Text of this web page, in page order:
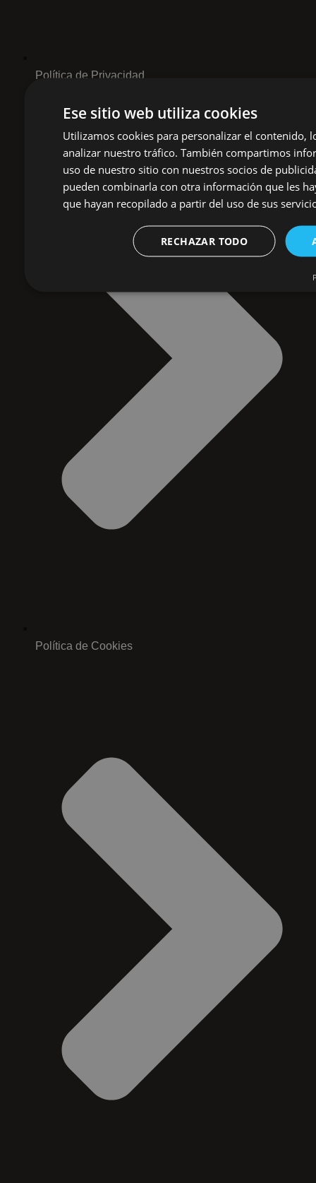
Política de Privacidad
Política de Cookies
Ese sitio web utiliza cookies
Utilizamos cookies para personalizar el contenido,
analizar nuestro tráfico. También compartimos
uso de nuestro sitio con nuestros socios de
pueden combinarla con otra información que les
que hayan recopilado a partir del uso de sus
RECHAZAR TODO